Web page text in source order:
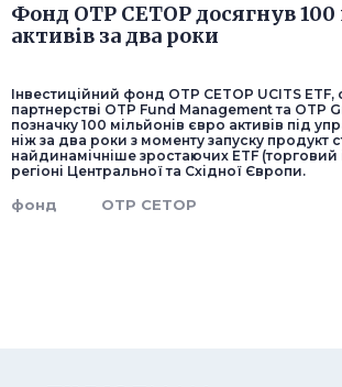
Фонд OTP CETOP досягнув
активів за два роки
Інвестиційний фонд OTP CETOP UCITS ETF,
партнерстві OTP Fund Management та OTP
позначку 100 мільйонів євро активів під
ніж за два роки з моменту запуску продукт
найдинамічніше зростаючих ETF
регіоні Центральної та Східної Європи.
фонд OTP CETOP